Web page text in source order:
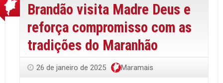
Brandão visita Madre Deus e
reforça compromisso com as
tradições do Maranhão
26 de janeiro de 2025 Maramais